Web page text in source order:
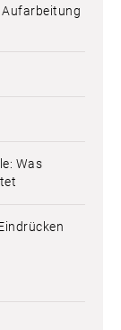
Aufarbeitung
Was